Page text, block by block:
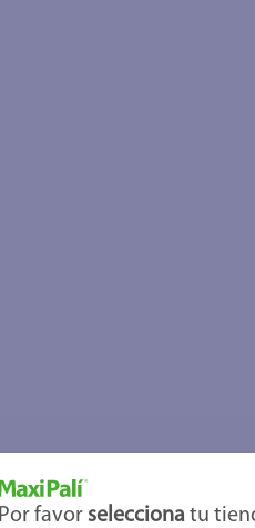
Por favor selecciona tu